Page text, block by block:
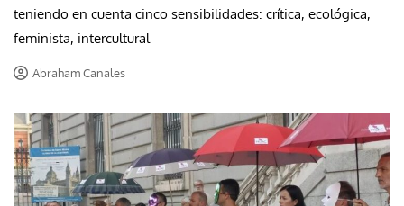
teniendo en cuenta cinco sensibilidades: crítica, ecológica,
feminista, intercultural
Abraham Canales